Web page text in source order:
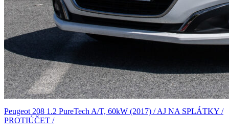
Peugeot 208 1.2 PureTech A/T, 60kW (2017) / AJ NA SPLÁTKY /
PROTIÚČET /